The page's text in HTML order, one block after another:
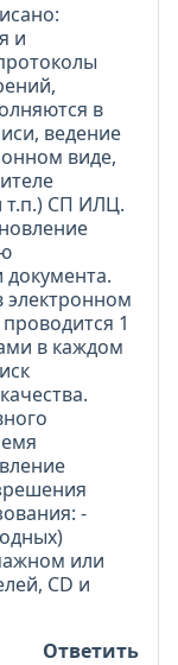
и
в
ведение
виде,
т.п.) СП ИЛЦ.
документа.
электронном
1
в каждом
-
или
CD и
Ответить